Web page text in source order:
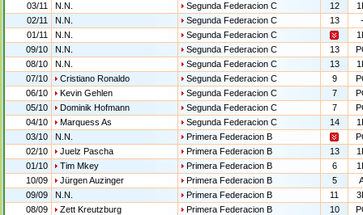
03/11
N.N. Segunda Federacion C 12
02/11
N.N. Segunda Federacion C 13
-
01/11
N.N. Segunda Federacion C
09/10
N.N. Segunda Federacion C 13
08/10
N.N. Segunda Federacion C 13
07/10
Cristiano Ronaldo Segunda Federacion C 9
06/10
Kevin Gehlen Segunda Federacion C 7
05/10
Dominik Hofmann Segunda Federacion C 7
04/10
Marquess As Segunda Federacion C 14
03/10
N.N. Primera Federacion B
02/10
Juelz Pascha Primera Federacion B 13
01/10
Tim Mkey Primera Federacion B 6
10/09
Jürgen Auzinger Primera Federacion B 5
09/09
N.N. Primera Federacion B 11
08/09
Zett Kreutzburg Primera Federacion B 10